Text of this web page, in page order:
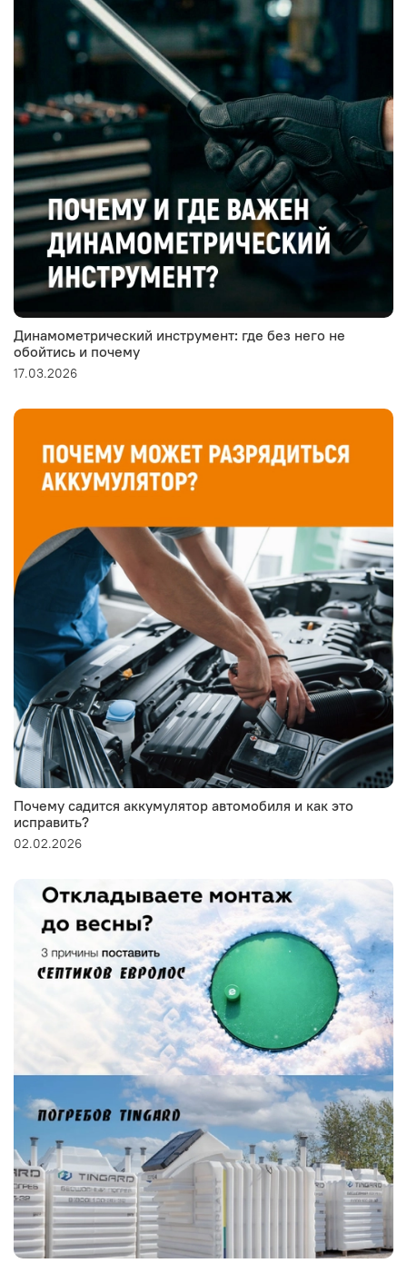
Динамометрический инструмент: где без него не
обойтись и почему
17.03.2026
Почему садится аккумулятор автомобиля и как это
исправить?
02.02.2026